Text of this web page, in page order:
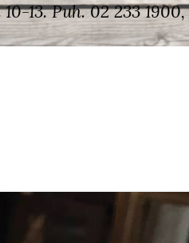
13.Puh. 02 233 1900,